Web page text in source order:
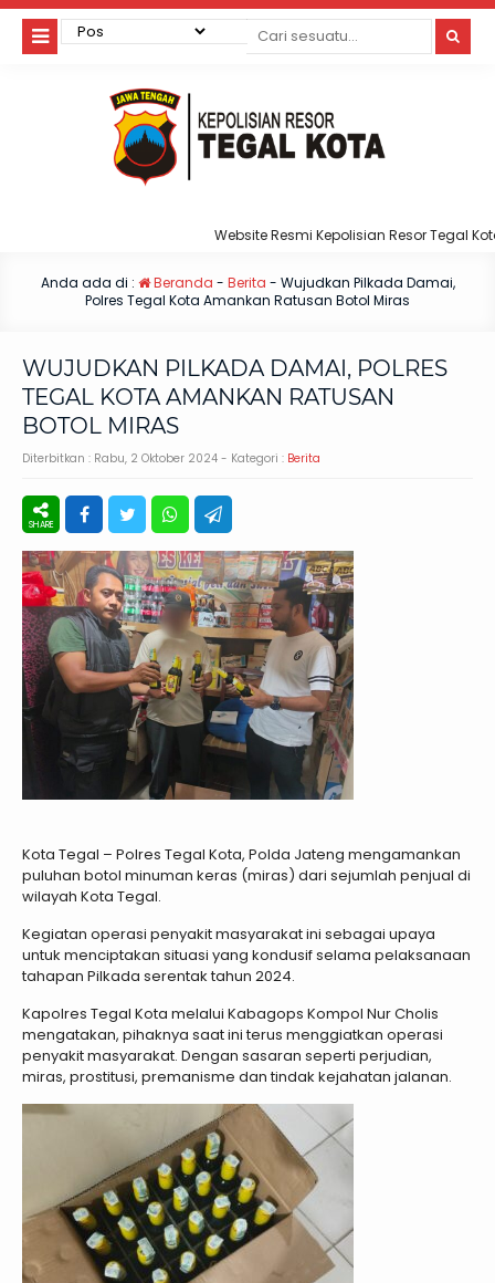
Website Resmi Kepolisian Resor Tegal Kota
Anda ada di : Beranda - Berita - Wujudkan Pilkada Damai,
Polres Tegal Kota Amankan Ratusan Botol Miras
WUJUDKAN PILKADA DAMAI, POLRES
TEGAL KOTA AMANKAN RATUSAN
BOTOL MIRAS
Diterbitkan : Rabu, 2 Oktober 2024 - Kategori : Berita
Kota Tegal – Polres Tegal Kota, Polda Jateng mengamankan
puluhan botol minuman keras (miras) dari sejumlah penjual di
wilayah Kota Tegal.
Kegiatan operasi penyakit masyarakat ini sebagai upaya
untuk menciptakan situasi yang kondusif selama pelaksanaan
tahapan Pilkada serentak tahun 2024.
Kapolres Tegal Kota melalui Kabagops Kompol Nur Cholis
mengatakan, pihaknya saat ini terus menggiatkan operasi
penyakit masyarakat. Dengan sasaran seperti perjudian,
miras, prostitusi, premanisme dan tindak kejahatan jalanan.